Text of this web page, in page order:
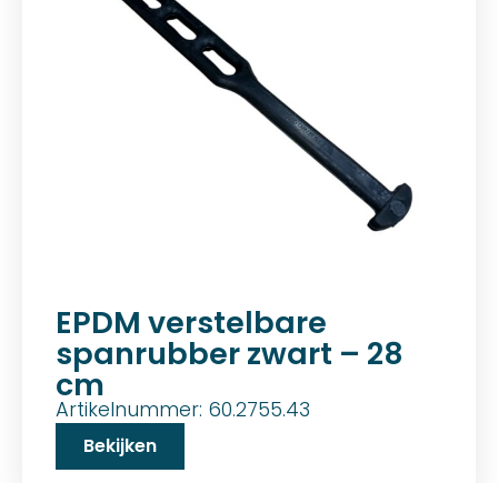
EPDM verstelbare
spanrubber zwart – 28
cm
Artikelnummer: 60.2755.43
Bekijken